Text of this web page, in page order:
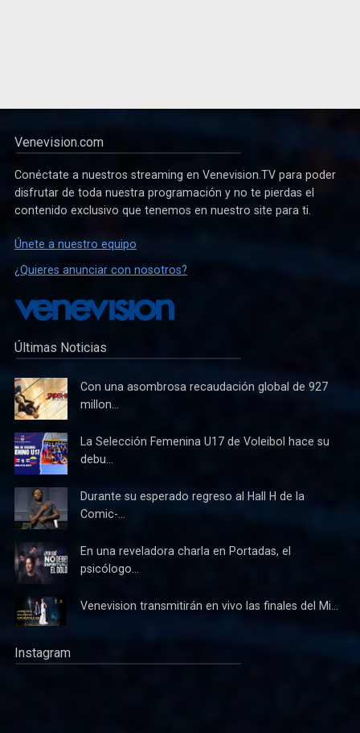
Venevision.com
Conéctate a nuestros streaming en Venevision.TV para poder
disfrutar de toda nuestra programación y no te pierdas el
contenido exclusivo que tenemos en nuestro site para ti.
Únete a nuestro equipo
¿Quieres anunciar con nosotros?
Últimas Noticias
Con una asombrosa recaudación global de 927
millon...
La Selección Femenina U17 de Voleibol hace su
debu...
Durante su esperado regreso al Hall H de la
Comic-...
En una reveladora charla en Portadas, el
psicólogo...
Venevision transmitirán en vivo las finales del Mi...
Instagram